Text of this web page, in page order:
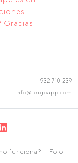
Gracias
932 710 239
info@lexgoapp.com
funciona? Foro